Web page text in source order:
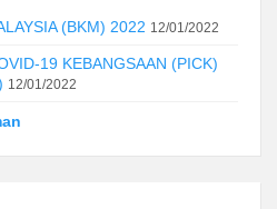
(BKM) 2022 12/01/2022
19 KEBANGSAAN (PICK)
12/01/2022